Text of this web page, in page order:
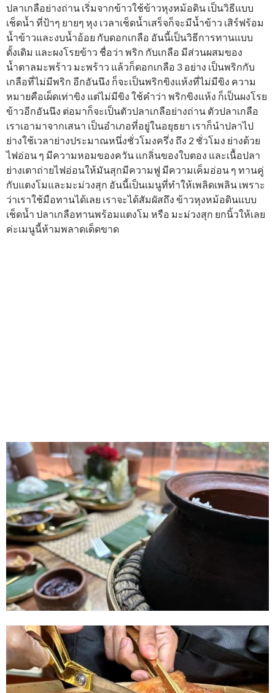
ปลาเกลือย่างถ่าน เริ่มจากข้าวใช้ข้าวหุงหม้อดิน เป็นวิธีแบบ
เช็ดน้ำ ที่ป้าๆ ยายๆ หุง เวลาเช็ดน้ำเสร็จก็จะมีน้ำข้าว เสิร์ฟร้อม
น้ำข้าวและงบน้ำอ้อย กับดอกเกลือ อันนี้เป็นวิธีการทานแบบ
ดั้งเดิม และผงโรยข้าว ชื่อว่า พริก กับเกลือ มีส่วนผสมของ
น้ำตาลมะพร้าว มะพร้าว แล้วก็ดอกเกลือ 3 อย่าง เป็นพริกกับ
เกลือที่ไม่มีพริก อีกอันนึง ก็จะเป็นพริกขิงแห้งที่ไม่มีขิง ความ
หมายคือเผ็ดเท่าขิง แต่ไม่มีขิง ใช้คำว่า พริกขิงแห้ง ก็เป็นผงโรย
ข้าวอีกอันนึง ต่อมาก็จะเป็นตัวปลาเกลือย่างถ่าน ตัวปลาเกลือ
เราเอามาจากเสนา เป็นอำเภอที่อยู่ในอยุธยา เราก็นำปลาไป
ย่างใช้เวลาย่างประมาณหนึ่งชั่วโมงครึ่ง ถึง 2 ชั่วโมง ย่างด้วย
ไฟอ่อน ๆ มีความหอมของควัน เเกลิ่นของใบตอง และเนื้อปลา
ย่างเตาถ่ายไฟอ่อนให้มันสุกมีความฟู มีความเค็มอ่อน ๆ ทานคู่
กับแตงโมและมะม่วงสุก อันนี้เป็นเมนูที่ทำให้เพลิดเพลิน เพราะ
ว่าเราใช้มือทานได้เลย เราจะได้สัมผัสถึง ข้าวหุงหม้อดินแบบ
เช็ดน้ำ ปลาเกลือทานพร้อมแตงโม หรือ มะม่วงสุก ยกนิ้วให้เลย
ค่ะเมนูนี้ห้ามพลาดเด็ดขาด